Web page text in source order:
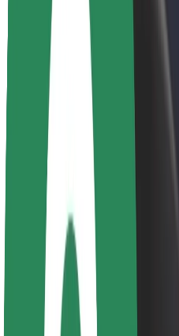
Nachhaltigkeit bei Bolt
Project Zero
Blog
Newsroom
Markenrichtlinien
Mission
Investor Relations
Leitung
Marke
Medien
Urban Fund
Sicherheit